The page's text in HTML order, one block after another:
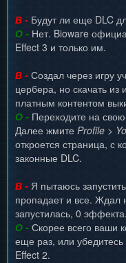
В - Будут ли еще DLC
О - Нет. Bioware
Effect 3 и только им.
В - Создал через игру
цербера, но скачать из
платным контентом
О - Переходите на
Далее жмите Profile >
откроется страница, с
законные DLC.
В - Я пытаюсь
пропадает и все. Ждал
запустилась, 0 эффекта.
О - Скорее всего ваши
еще раз, или убедитесь
Effect 2.